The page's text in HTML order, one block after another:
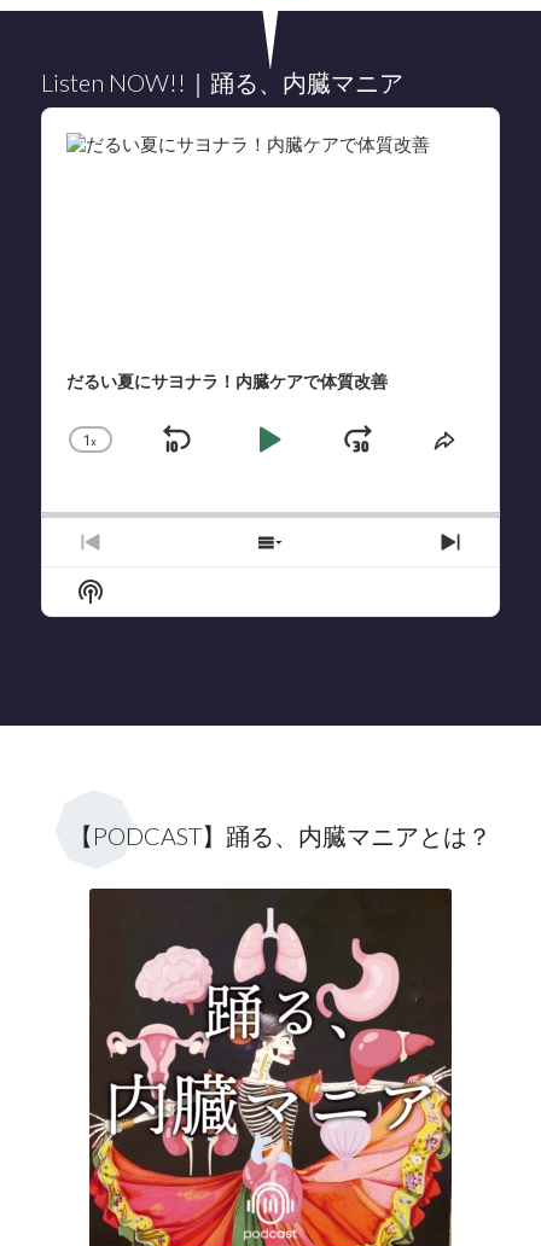
Listen NOW!!｜踊る、内臓マニア
Audio
Player
だるい夏にサヨナラ！内臓ケアで体質改善
Change
1x
Skip
Play
JumpShare
Previous
Episode
Show
Next
Show
Podcast
【PODCAST】踊る、内臓マニアとは？